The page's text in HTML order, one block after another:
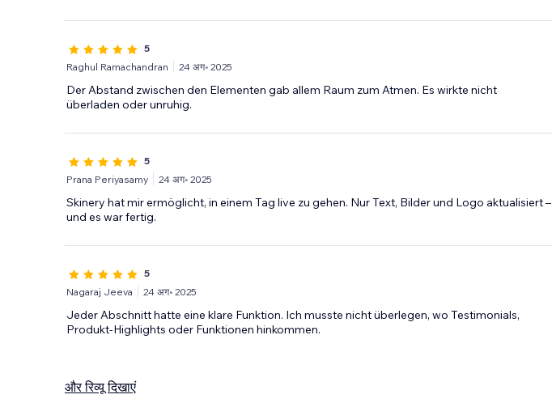
5
Raghul Ramachandran
24 अग॰ 2025
Der Abstand zwischen den Elementen gab allem Raum zum Atmen. Es wirkte nicht
überladen oder unruhig.
5
Prana Periyasamy
24 अग॰ 2025
Skinery hat mir ermöglicht, in einem Tag live zu gehen. Nur Text, Bilder und Logo aktualisiert –
und es war fertig.
5
Nagaraj Jeeva
24 अग॰ 2025
Jeder Abschnitt hatte eine klare Funktion. Ich musste nicht überlegen, wo Testimonials,
Produkt-Highlights oder Funktionen hinkommen.
और रिव्यू दिखाएं